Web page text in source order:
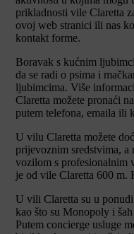
prikladnosti vile Claretta
ovoj web stranici ili nas
kontakt forme.
Boravak s kućnim
da se radi o psima i
ljubimcima. Više
Claretta možete pronaći
putem telefona, emaila ili
U vilu Claretta možete
prijevoznim sredstvima, a
vozilom s profesionalnim
je od vile Claretta 600 m.
U vili Claretta su u
kao što su Monopoly i
Putem concierge usluge